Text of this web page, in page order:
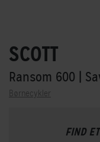
SCOTT
Ransom 600 |
Børnecykler
FIND